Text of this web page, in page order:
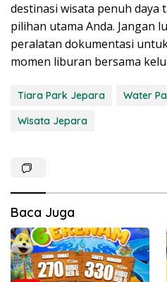
destinasi wisata penuh daya
pilihan utama Anda. Jangan
peralatan dokumentasi
momen liburan bersama
Tiara Park Jepara
Water
Wisata Jepara
Baca Juga